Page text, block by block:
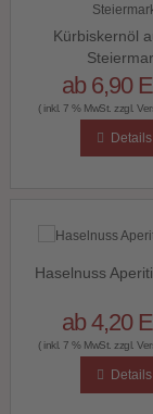
Kürbiskernöl
ab 6,90
( inkl. 7 % MwSt. zzgl.
Details
Haselnuss
ab 4,20
( inkl. 7 % MwSt. zzgl.
Details